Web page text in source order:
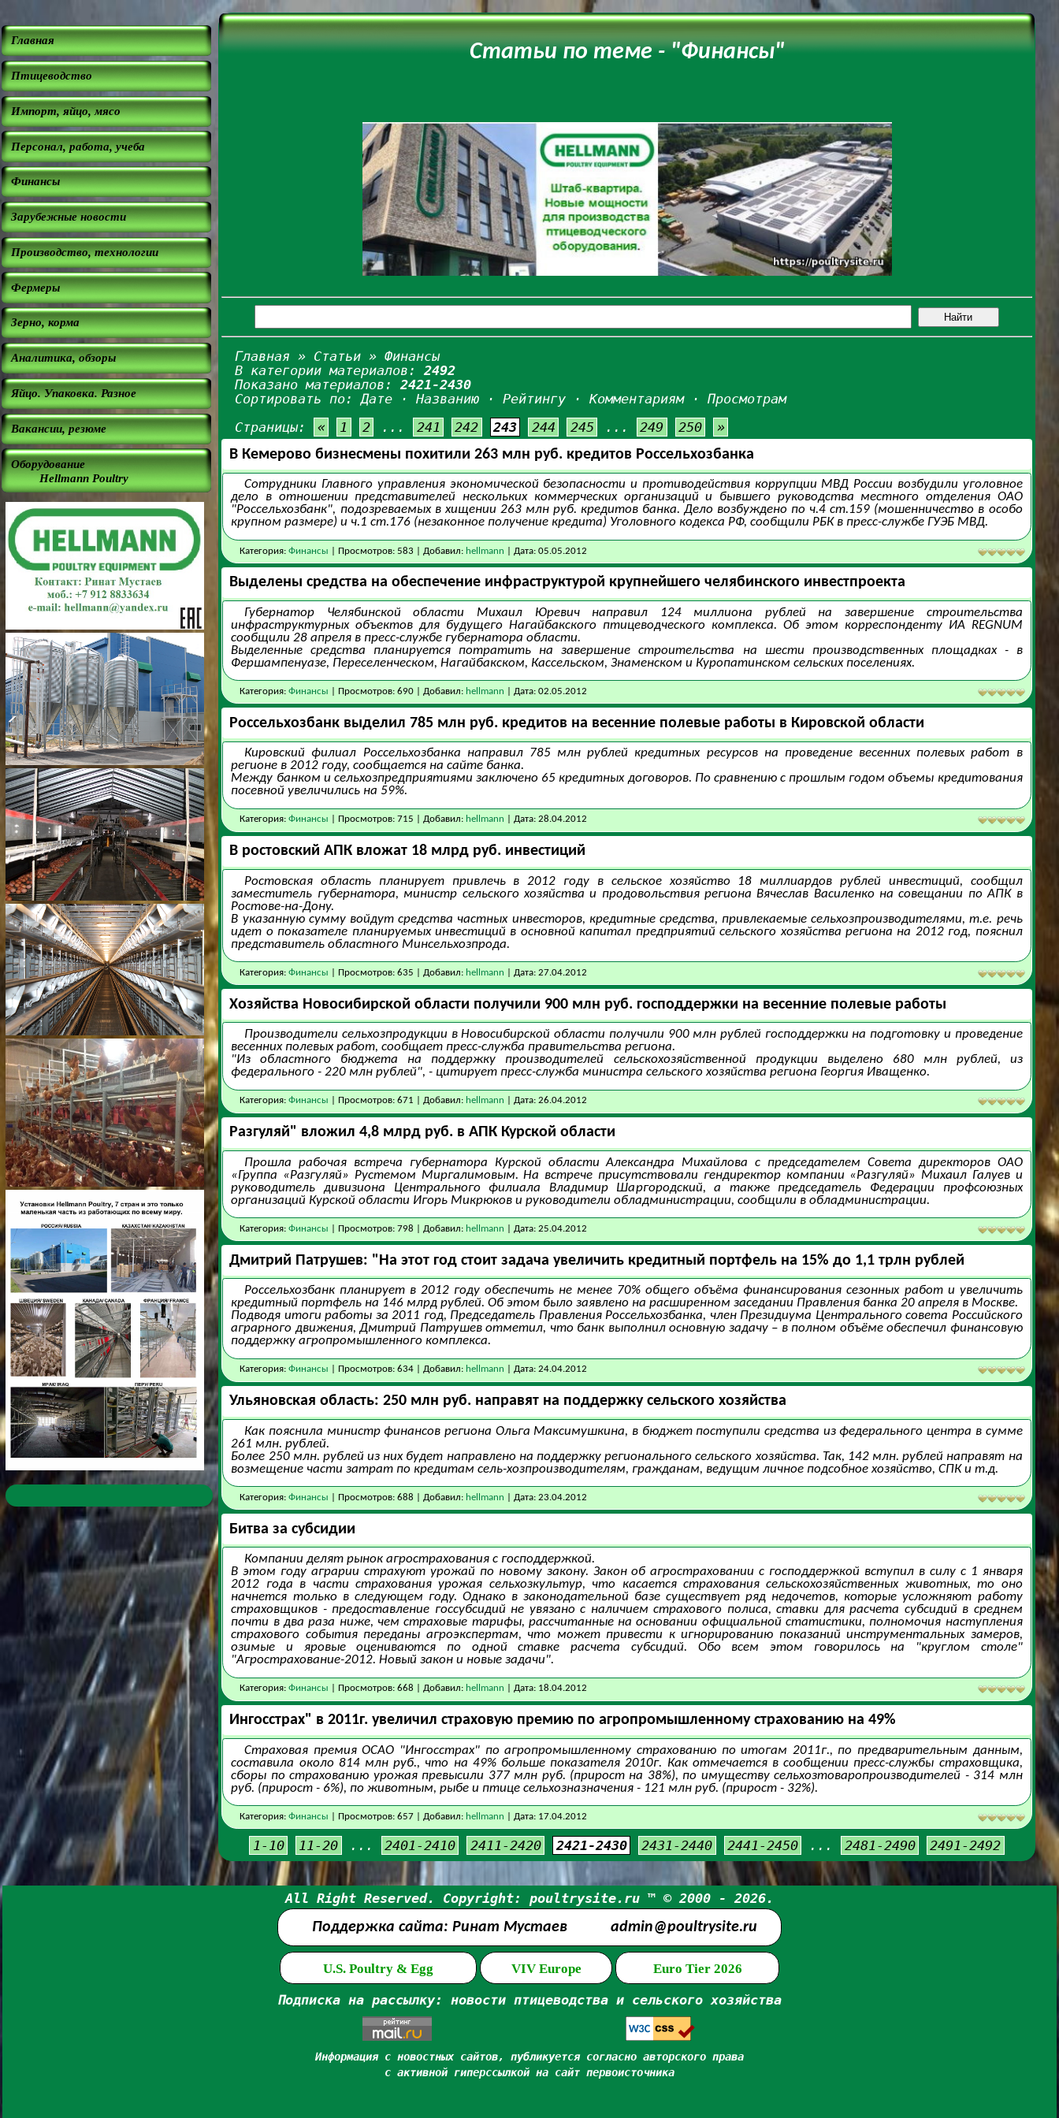
Главная
Птицеводство
Импорт, яйцо, мясо
Персонал, работа, учеба
Финансы
Зарубежные новости
Производство, технологии
Фермеры
Зерно, корма
Аналитика, обзоры
Яйцо. Упаковка. Разное
Вакансии, резюме
Оборудование
Hellmann Poultry
Статьи по теме - "Финансы"
Главная » Статьи » Финансы
В категории материалов:2492
Показано материалов:2421-2430
Сортировать по:Дате ·Названию ·Рейтингу ·Комментариям·Просмотрам
Страницы:
« 1 2 ... 241 242 243 244 245 ... 249 250
»
В Кемерово бизнесмены похитили 263 млн руб. кредитов Россельхозбанка
Сотрудники Главного управления экономической безопасности и противодействия коррупции МВД России возбудили уголовное
дело в отношении представителей нескольких коммерческих организаций и бывшего руководства местного отделения ОАО
"Россельхозбанк", подозреваемых в хищении 263 млн руб. кредитов банка. Дело возбуждено по ч.4 ст.159 (мошенничество в особо
крупном размере) и ч.1 ст.176 (незаконное получение кредита) Уголовного кодекса РФ, сообщили РБК в пресс-службе ГУЭБ МВД.
Категория: Финансы | Просмотров: 583 | Добавил: hellmann | Дата: 05.05.2012
Выделены средства на обеспечение инфраструктурой крупнейшего челябинского инвестпроекта
Губернатор Челябинской области Михаил Юревич направил 124 миллиона рублей на завершение строительства
инфраструктурных объектов для будущего Нагайбакского птицеводческого комплекса. Об этом корреспонденту ИА REGNUM
сообщили 28 апреля в пресс-службе губернатора области.
Выделенные средства планируется потратить на завершение строительства на шести производственных площадках - в
Фершампенуазе, Переселенческом, Нагайбакском, Кассельском, Знаменском и Куропатинском сельских поселениях.
Категория: Финансы | Просмотров: 690 | Добавил: hellmann | Дата: 02.05.2012
Россельхозбанк выделил 785 млн руб. кредитов на весенние полевые работы в Кировской области
Кировский филиал Россельхозбанка направил 785 млн рублей кредитных ресурсов на проведение весенних полевых работ в
регионе в 2012 году, сообщается на сайте банка.
Между банком и сельхозпредприятиями заключено 65 кредитных договоров. По сравнению с прошлым годом объемы кредитования
посевной увеличились на 59%.
Категория: Финансы | Просмотров: 715 | Добавил: hellmann | Дата: 28.04.2012
В ростовский АПК вложат 18 млрд руб. инвестиций
Ростовская область планирует привлечь в 2012 году в сельское хозяйство 18 миллиардов рублей инвестиций, сообщил
заместитель губернатора, министр сельского хозяйства и продовольствия региона Вячеслав Василенко на совещании по АПК в
Ростове-на-Дону.
В указанную сумму войдут средства частных инвесторов, кредитные средства, привлекаемые сельхозпроизводителями, т.е. речь
идет о показателе планируемых инвестиций в основной капитал предприятий сельского хозяйства региона на 2012 год, пояснил
представитель областного Минсельхозпрода.
Категория: Финансы | Просмотров: 635 | Добавил: hellmann | Дата: 27.04.2012
Хозяйства Новосибирской области получили 900 млн руб. господдержки на весенние полевые работы
Производители сельхозпродукции в Новосибирской области получили 900 млн рублей господдержки на подготовку и проведение
весенних полевых работ, сообщает пресс-служба правительства региона.
"Из областного бюджета на поддержку производителей сельскохозяйственной продукции выделено 680 млн рублей, из
федерального - 220 млн рублей", - цитирует пресс-служба министра сельского хозяйства региона Георгия Иващенко.
Категория: Финансы | Просмотров: 671 | Добавил: hellmann | Дата: 26.04.2012
Разгуляй" вложил 4,8 млрд руб. в АПК Курской области
Прошла рабочая встреча губернатора Курской области Александра Михайлова с председателем Совета директоров ОАО
«Группа «Разгуляй» Рустемом Миргалимовым. На встрече присутствовали гендиректор компании «Разгуляй» Михаил Галуев и
руководитель дивизиона Центрального филиала Владимир Шаргородский, а также председатель Федерации профсоюзных
организаций Курской области Игорь Микрюков и руководители обладминистрации, сообщили в обладминистрации.
Категория: Финансы | Просмотров: 798 | Добавил: hellmann | Дата: 25.04.2012
Дмитрий Патрушев: "На этот год стоит задача увеличить кредитный портфель на 15% до 1,1 трлн рублей
Россельхозбанк планирует в 2012 году обеспечить не менее 70% общего объёма финансирования сезонных работ и увеличить
кредитный портфель на 146 млрд рублей. Об этом было заявлено на расширенном заседании Правления банка 20 апреля в Москве.
Подводя итоги работы за 2011 год, Председатель Правления Россельхозбанка, член Президиума Центрального совета Российского
аграрного движения, Дмитрий Патрушев отметил, что банк выполнил основную задачу – в полном объёме обеспечил финансовую
поддержку агропромышленного комплекса.
Категория: Финансы | Просмотров: 634 | Добавил: hellmann | Дата: 24.04.2012
Ульяновская область: 250 млн руб. направят на поддержку сельского хозяйства
Как пояснила министр финансов региона Ольга Максимушкина, в бюджет поступили средства из федерального центра в сумме
261 млн. рублей.
Более 250 млн. рублей из них будет направлено на поддержку регионального сельского хозяйства. Так, 142 млн. рублей направят на
возмещение части затрат по кредитам сель-хозпроизводителям, гражданам, ведущим личное подсобное хозяйство, СПК и т.д.
Категория: Финансы | Просмотров: 688 | Добавил: hellmann | Дата: 23.04.2012
Битва за субсидии
Компании делят рынок агрострахования с господдержкой.
В этом году аграрии страхуют урожай по новому закону. Закон об агростраховании с господдержкой вступил в силу с 1 января
2012 года в части страхования урожая сельхозкультур, что касается страхования сельскохозяйственных животных, то оно
начнется только в следующем году. Однако в законодательной базе существует ряд недочетов, которые усложняют работу
страховщиков - предоставление госсубсидий не увязано с наличием страхового полиса, ставки для расчета субсидий в среднем
почти в два раза ниже, чем страховые тарифы, рассчитанные на основании официальной статистики, полномочия наступления
страхового события переданы агроэкспертам, что может привести к игнорированию показаний инструментальных замеров,
озимые и яровые оцениваются по одной ставке расчета субсидий. Обо всем этом говорилось на "круглом столе"
"Агрострахование-2012. Новый закон и новые задачи".
Категория: Финансы | Просмотров: 668 | Добавил: hellmann | Дата: 18.04.2012
Ингосстрах" в 2011г. увеличил страховую премию по агропромышленному страхованию на 49%
Страховая премия ОСАО "Ингосстрах" по агропромышленному страхованию по итогам 2011г., по предварительным данным,
составила около 814 млн руб., что на 49% больше показателя 2010г. Как отмечается в сообщении пресс-службы страховщика,
сборы по страхованию урожая превысили 377 млн руб. (прирост на 38%), по имуществу сельхозтоваропроизводителей - 314 млн
руб. (прирост - 6%), по животным, рыбе и птице сельхозназначения - 121 млн руб. (прирост - 32%).
Категория: Финансы | Просмотров: 657 | Добавил: hellmann | Дата: 17.04.2012
1-10 11-20 ... 2401-2410 2411-2420 2421-2430 2431-2440 2441-2450 ... 2481-2490 2491-2492
All Right Reserved. Copyright: poultrysite.ru ™ © 2000 - 2026.
Поддержка сайта: Ринат Мустаев
admin@poultrysite.ru
U.S. Poultry & Egg VIV Europe Euro Tier 2026
Подписка на рассылку: новости птицеводства и сельского хозяйства
Информация с новостных сайтов, публикуется согласно авторского права
с активной гиперссылкой на сайт первоисточника